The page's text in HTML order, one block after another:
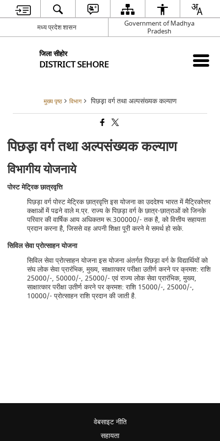
मध्य प्रदेश शासन
Government of Madhya
Pradesh
जिला सीहोर
DISTRICT SEHORE
मुख्य पृष्ठ विभाग पिछड़़ा वर्ग तथा अल्पसंख्यक कल्याण
पिछड़़ा वर्ग तथा अल्पसंख्यक कल्याण
विभागीय योजनाये
पोस्ट मेट्रिक छात्रवृत्ति
पिछड़ा वर्ग पोस्ट मेट्रिक छात्रवृत्ति इस योजना का उददेश्य भारत में मैट्रिकोत्तर
कक्षाओं में पढने वाले म.प्र. राज्य के पिछड़ा वर्ग के छात्र-छात्राओं को जिनके
परिवार की वार्षिक आय अधिकतम रू.300000/- तक है, को वित्तीय सहायता
प्रदान करना है, जिससे वह अपनी शिक्षा पूरी करने मे समर्थ हो सके.
सिविल सेवा प्रोत्‍साहन योजना
सिविल सेवा प्रोत्‍साहन योजना इस योजना अंतर्गत पिछड़ा वर्ग के विद्यार्थियों को
संघ लोक सेवा प्रारंभिक, मुख्‍य, साक्षात्‍कार परीक्षा उतीर्ण करने पर क्रमश: राशि
25000/-, 50000/-, 25000/- एवं राज्‍य लोक सेवा प्रारंभिक, मुख्‍य,
साक्षात्‍कार परीक्षा उतीर्ण करने पर क्रमश: राशि 15000/-, 25000/-,
10000/- प्रोत्साहन राशि प्रदान की जाती है.
वेबसाइट नीति
सहायता